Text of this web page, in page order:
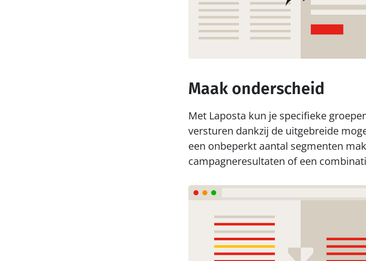
Maak onderscheid
Met Laposta kun je specifieke
versturen dankzij de uitgebreide
een onbeperkt aantal segmenten
campagneresultaten of een